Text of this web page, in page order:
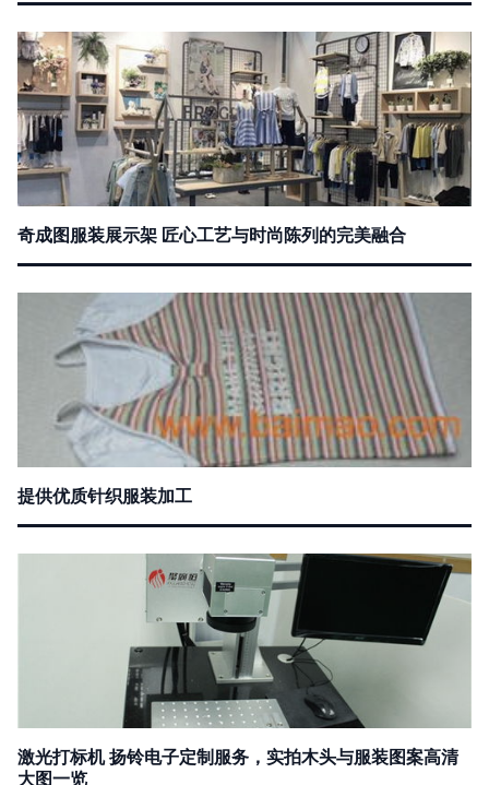
奇成图服装展示架 匠心工艺与时尚陈列的完美融合
提供优质针织服装加工
激光打标机 扬铃电子定制服务，实拍木头与服装图案高清
大图一览